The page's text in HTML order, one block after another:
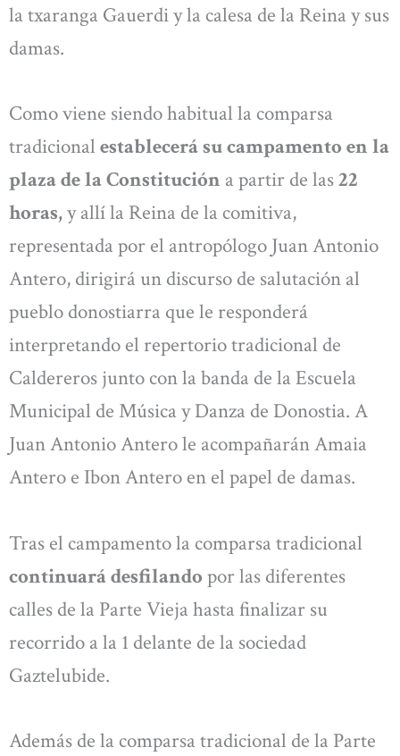
la txaranga Gauerdi y la calesa de la Reina y sus
damas.
Como viene siendo habitual la comparsa
tradicional establecerá su campamento en la
plaza de la Constitución a partir de las22
horas,y allí la Reina de la comitiva,
representada por el antropólogo Juan Antonio
Antero, dirigirá un discurso de salutación al
pueblo donostiarra que le responderá
interpretando el repertorio tradicional de
Caldereros junto con la banda de la Escuela
Municipal de Música y Danza de Donostia. A
Juan Antonio Antero le acompañarán Amaia
Antero e Ibon Antero en el papel de damas.
Tras el campamento la comparsa tradicional
continuará desfilando por las diferentes
calles de la Parte Vieja hasta finalizar su
recorrido a la 1 delante de la sociedad
Gaztelubide.
Además de la comparsa tradicional de la Parte